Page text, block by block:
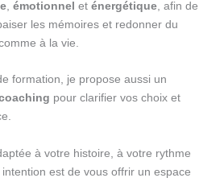
émotionnel et énergétique , afin de
les mémoires et redonner du
à la vie.
formation, je propose aussi un
pour clarifier vos choix et
à votre histoire, à votre rythme
est de vous offrir un espace